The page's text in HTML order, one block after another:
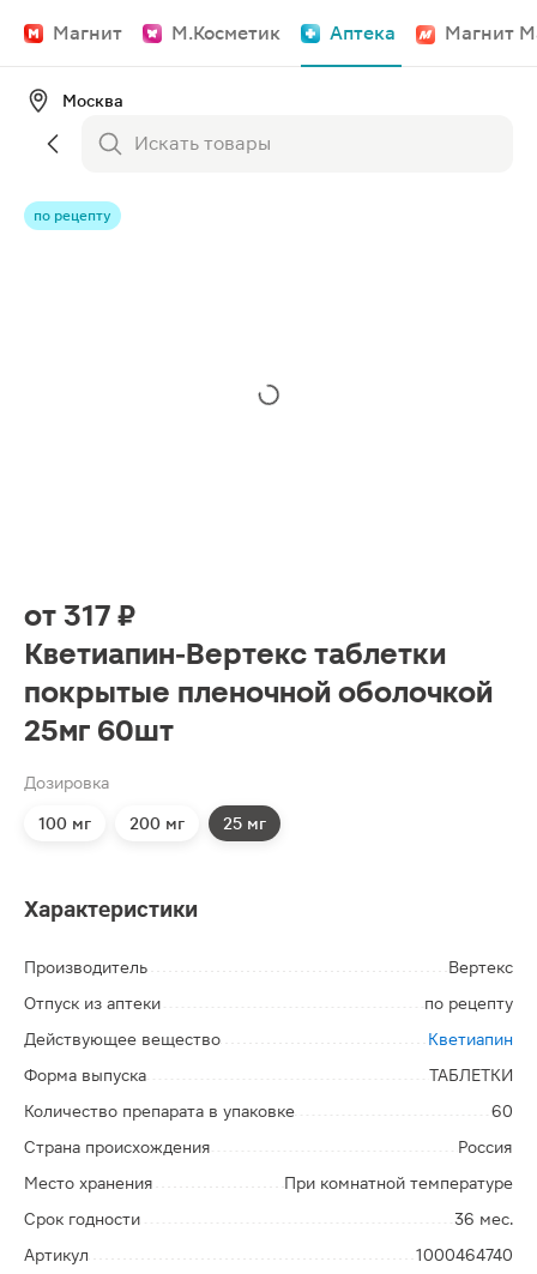
Магнит М.Косметик Аптека Магнит
Москва
по рецепту
от 317 ₽
Кветиапин-Вертекс таблетки
покрытые пленочной оболочкой
25мг 60шт
Дозировка
100 мг 200 мг 25 мг
Характеристики
Производитель
Вертекс
Отпуск из аптеки
по рецепту
Действующее вещество
Кветиапин
Форма выпуска
ТАБЛЕТКИ
Количество препарата в упаковке
60
Страна происхождения
Россия
Место хранения
При комнатной температуре
Срок годности
36 мес.
Артикул
1000464740